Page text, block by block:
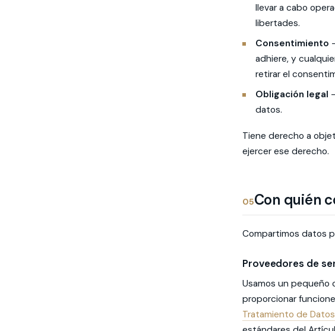
llevar a cabo
libertades.
Consentimiento
adhiere, y
retirar el
Obligación legal
datos.
Tiene derecho a
ejercer ese derecho.
05Con quién
Compartimos datos
Proveedores de
Usamos un pequeño
proporcionar
Tratamiento de Datos